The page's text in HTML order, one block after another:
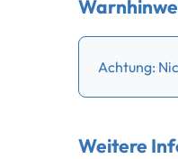
Achtung:
Weitere